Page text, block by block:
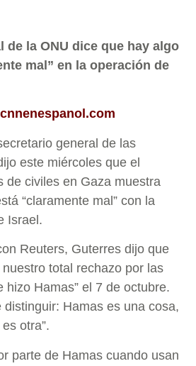
de la ONU dice que hay algo
mal” en la operación de
general de las
este miércoles que el
de civiles en Gaza muestra
“claramente mal” con la
Israel.
Reuters, Guterres dijo que
total rechazo por las
hizo Hamas” el 7 de octubre.
distinguir: Hamas es una cosa,
otra”.
parte de Hamas cuando usan